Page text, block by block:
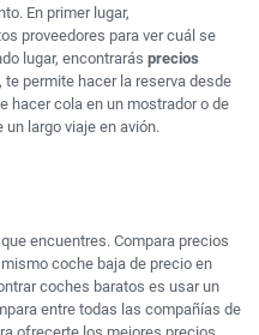
En primer lugar,
proveedores para ver cuál se
lugar, encontrarás precios
te permite hacer la reserva desde
hacer cola en un mostrador o de
largo viaje en avión.
encuentres. Compara precios
coche baja de precio en
coches baratos es usar un
entre todas las compañías de